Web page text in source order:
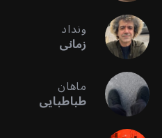
ونداد
زمانی
ماهان
طباطبایی